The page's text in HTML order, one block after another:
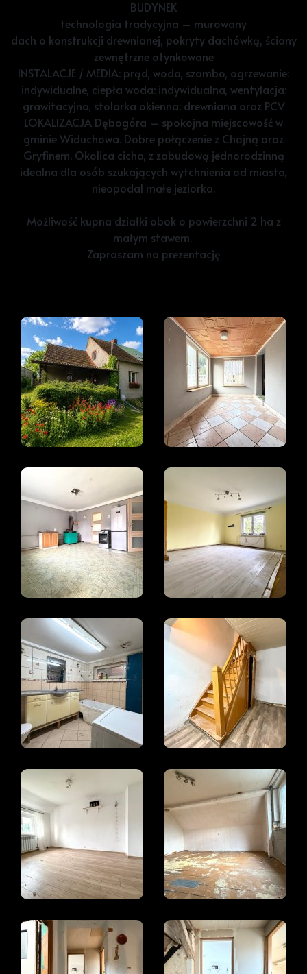
BUDYNEK
technologia tradycyjna – murowany
dach o konstrukcji drewnianej, pokryty dachówką, ściany
zewnętrzne otynkowane
INSTALACJE / MEDIA: prąd, woda, szambo, ogrzewanie:
indywidualne, ciepła woda: indywidualna, wentylacja:
grawitacyjna, stolarka okienna: drewniana oraz PCV
LOKALIZACJA Dębogóra – spokojna miejscowość w
gminie Widuchowa. Dobre połączenie z Chojną oraz
Gryfinem. Okolica cicha, z zabudową jednorodzinną
idealna dla osób szukających wytchnienia od miasta,
nieopodal małe jeziorka.
Możliwość kupna działki obok o powierzchni 2 ha z
małym stawem.
Zapraszam na prezentację